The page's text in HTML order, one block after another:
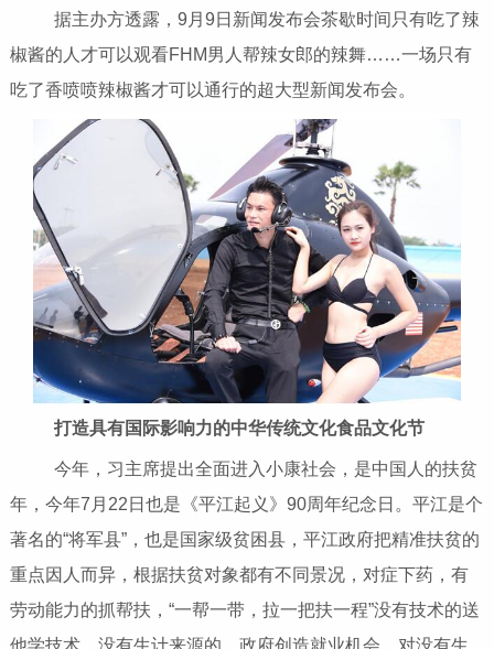
据主办方透露，9月9日新闻发布会茶歇时间只有吃了辣
椒酱的人才可以观看FHM男人帮辣女郎的辣舞……一场只有
吃了香喷喷辣椒酱才可以通行的超大型新闻发布会。
打造具有国际影响力的中华传统文化食品文化节
今年，习主席提出全面进入小康社会，是中国人的扶贫
年，今年7月22日也是《平江起义》90周年纪念日。平江是个
著名的“将军县”，也是国家级贫困县，平江政府把精准扶贫的
重点因人而异，根据扶贫对象都有不同景况，对症下药，有
劳动能力的抓帮扶，“一帮一带，拉一把扶一程”没有技术的送